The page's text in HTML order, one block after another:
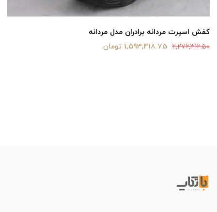
کفش اسپرت مردانه برادران مدل مردانه
2,276,312.50 1,593,418.75 تومان